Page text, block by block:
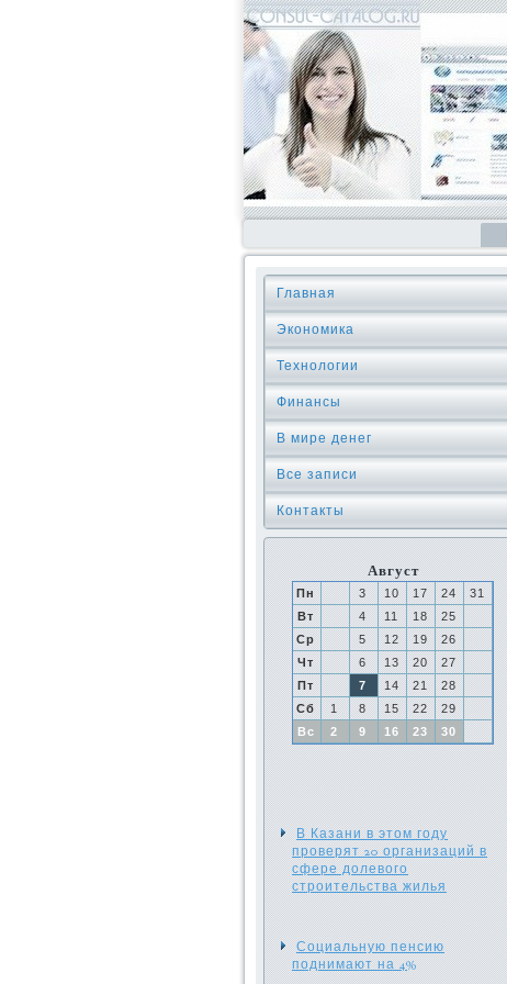
Главная
Экономика
Технологии
Финансы
В мире денег
Все записи
Контакты
Август
Пн 3 10 17 24
31
Вт
4 11 18
25
Ср
5 12 19
26
Чт
6 13 20
27
Пт
7 14 21
28
Сб
1 8 15 22
29
Вс
2 9 16 23 30
В Казани в этом году
проверят 20 организаций в
сфере долевого
строительства жилья
Социальную пенсию
поднимают на 4%